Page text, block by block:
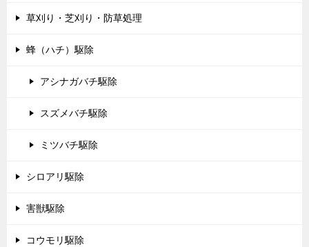
草刈り・芝刈り・防草処理
蜂（ハチ）駆除
アシナガバチ駆除
スズメバチ駆除
ミツバチ駆除
シロアリ駆除
害獣駆除
コウモリ駆除